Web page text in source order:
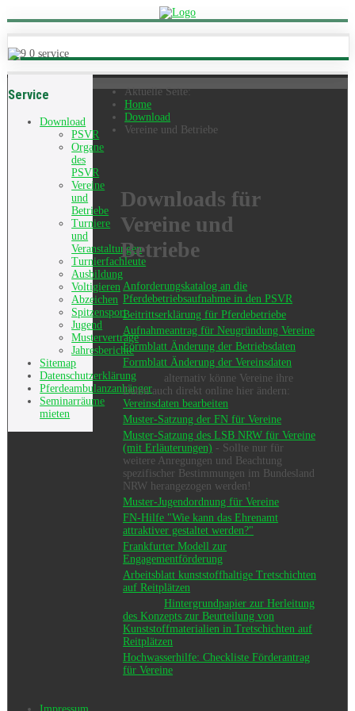
Service
Download
PSVR
Organe
des
PSVR
Vereine
und
Betriebe
Turniere
und
Veranstaltungen
Turnierfachleute
Ausbildung
Voltigieren
Abzeichen
Spitzensport
Jugend
Musterverträge
Jahresberichte
Sitemap
Datenschutzerklärung
Pferdeambulanzanhänger
Seminarräume
mieten
Aktuelle Seite:
Home
Download
Vereine und Betriebe
Downloads für
Vereine und
Betriebe
Anforderungskatalog an die
Pferdebetriebsaufnahme in den PSVR
Beitrittserklärung für Pferdebetriebe
Aufnahmeantrag für Neugründung Vereine
Formblatt Änderung der Betriebsdaten
Formblatt Änderung der Vereinsdaten
alternativ könne Vereine ihre
Daten auch direkt online hier ändern:
Vereinsdaten bearbeiten
Muster-Satzung der FN für Vereine
Muster-Satzung des LSB NRW für Vereine
(mit Erläuterungen) - Sollte nur für
weitere Anregungen und Beachtung
spezifischer Bestimmungen im Bundesland
NRW herangezogen werden!
Muster-Jugendordnung für Vereine
FN-Hilfe "Wie kann das Ehrenamt
attraktiver gestaltet werden?"
Frankfurter Modell zur
Engagementförderung
Arbeitsblatt kunststoffhaltige Tretschichten
auf Reitplätzen
Hintergrundpapier zur Herleitung
des Konzepts zur Beurteilung von
Kunststoffmaterialien in Tretschichten auf
Reitplätzen
Hochwasserhilfe: Checkliste Förderantrag
für Vereine
Impressum